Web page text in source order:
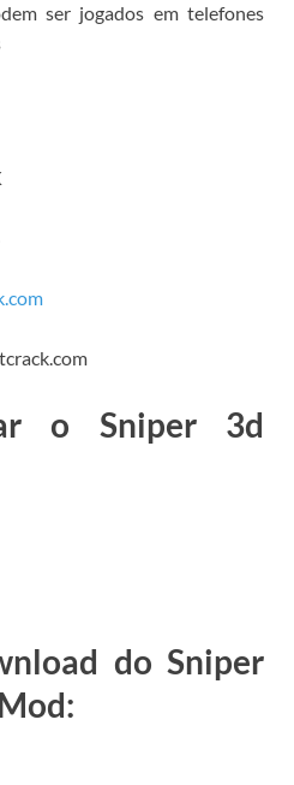
ser jogados em telefones
o Sniper 3d
do Sniper